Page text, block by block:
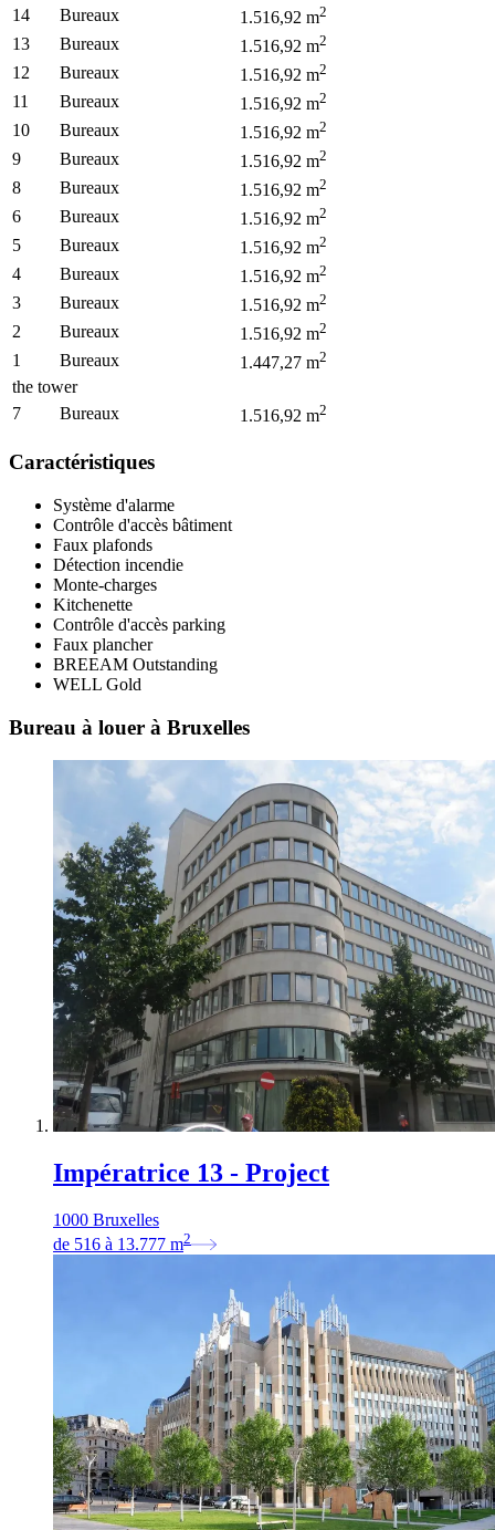
14 Bureaux 1.516,92 m2
13 Bureaux 1.516,92 m2
12 Bureaux 1.516,92 m2
11 Bureaux 1.516,92 m2
10 Bureaux 1.516,92 m2
9 Bureaux 1.516,92 m2
8 Bureaux 1.516,92 m2
6 Bureaux 1.516,92 m2
5 Bureaux 1.516,92 m2
4 Bureaux 1.516,92 m2
3 Bureaux 1.516,92 m2
2 Bureaux 1.516,92 m2
1 Bureaux 1.447,27 m2
the tower
7
Bureaux 1.516,92 m2
Caractéristiques
Système d'alarme
Contrôle d'accès bâtiment
Faux plafonds
Détection incendie
Monte-charges
Kitchenette
Contrôle d'accès parking
Faux plancher
BREEAM Outstanding
WELL Gold
Bureau à louer à Bruxelles
Impératrice 13 - Project
1000 Bruxelles
de 516 à 13.777 m2